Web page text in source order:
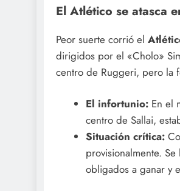
El Atlético se atasca
Peor suerte corrió el
dirigidos por el «Cholo»
centro de Ruggeri, pero la
El infortunio:En el
centro de Sallai,
Situación crítica:
provisionalmente.
obligados a ganar y